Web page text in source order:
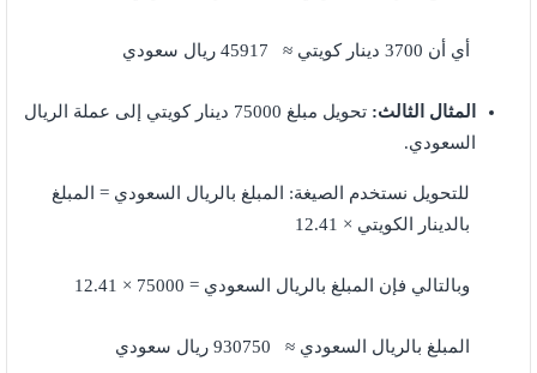
أي أن 3700 دينار كويتي ≈ 45917 ريال سعودي
المثال الثالث:
تحويل مبلغ 75000 دينار كويتي إلى عملة الريال
السعودي.
للتحويل نستخدم الصيغة: المبلغ بالريال السعودي = المبلغ
بالدينار الكويتي × 12.41
وبالتالي فإن المبلغ بالريال السعودي = 75000 × 12.41
المبلغ بالريال السعودي ≈ 930750 ريال سعودي